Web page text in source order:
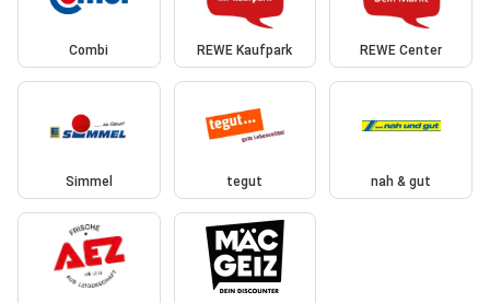
Combi REWE Kaufpark REWE Center
Simmel tegut nah & gut